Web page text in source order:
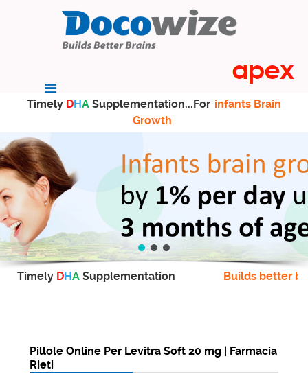
Timely DHA Supplementation...For infants Brain
Growth
Timely DHA Supplementation Builds better
Pillole Online Per Levitra Soft 20 mg | Farmacia
Rieti